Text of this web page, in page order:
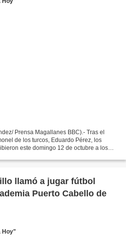
Prensa Magallanes BBC).- Tras el
de los turcos, Eduardo Pérez, los
este domingo 12 de octubre a los
llamó a jugar fútbol
Puerto Cabello de
Hoy"